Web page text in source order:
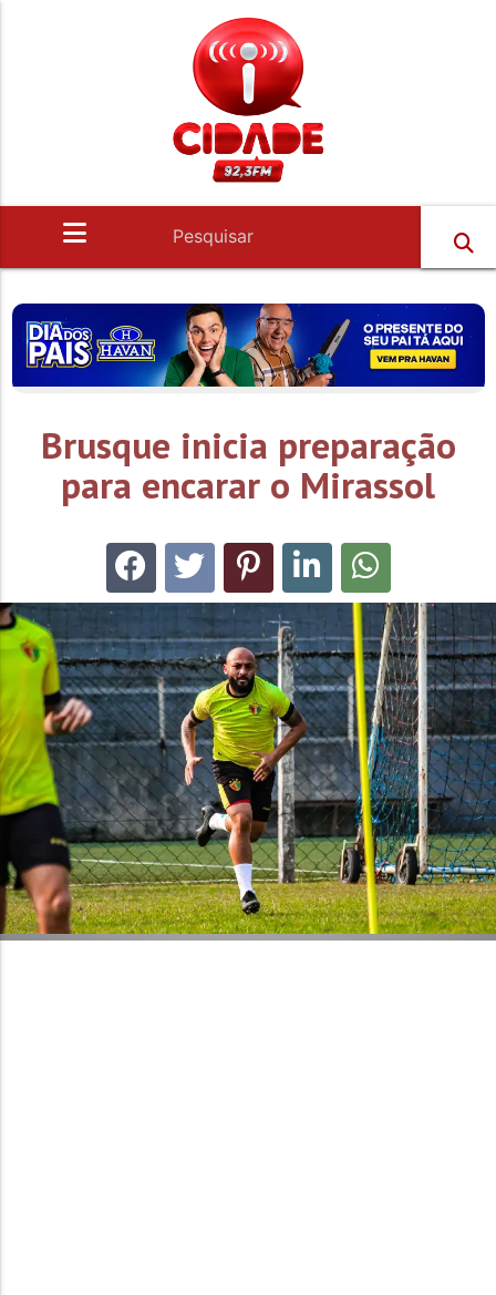
Brusque inicia preparação
para encarar o Mirassol